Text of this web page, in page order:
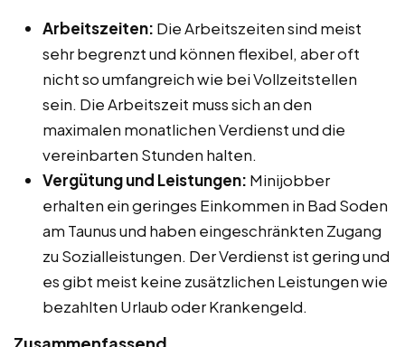
Arbeitszeiten: Die Arbeitszeiten sind meist
sehr begrenzt und können flexibel, aber oft
nicht so umfangreich wie bei Vollzeitstellen
sein. Die Arbeitszeit muss sich an den
maximalen monatlichen Verdienst und die
vereinbarten Stunden halten.
Vergütung und Leistungen: Minijobber
erhalten ein geringes Einkommen in Bad Soden
am Taunus und haben eingeschränkten Zugang
zu Sozialleistungen. Der Verdienst ist gering und
es gibt meist keine zusätzlichen Leistungen wie
bezahlten Urlaub oder Krankengeld.